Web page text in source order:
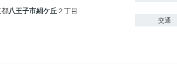
都八王子市絹ケ丘 ２丁目
交通